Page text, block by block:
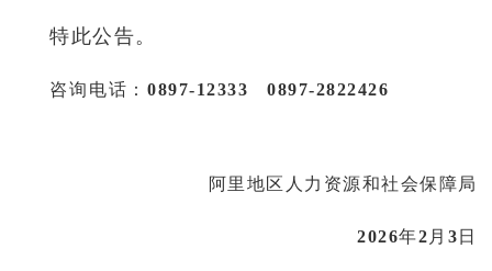
特此公告。
咨询电话：0897-12333 0897-2822426
阿里地区人力资源和社会保障局
2026年2 月 3 日